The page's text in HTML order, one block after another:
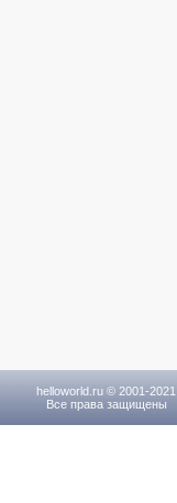
helloworld.ru © 2001-2021
Все права защищены